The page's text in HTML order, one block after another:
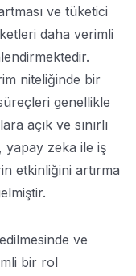
ve tüketici
daha verimli
niteliğinde bir
genellikle
açık ve sınırlı
yapay zeka ile iş
etkinliğini artırma
ve
bir rol